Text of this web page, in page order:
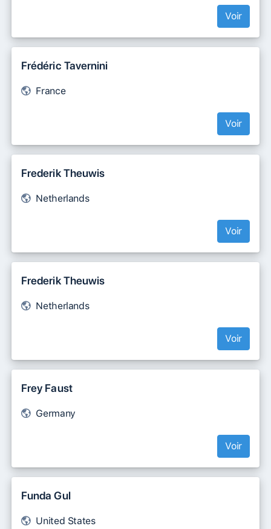
Voir
Frédéric Tavernini
France
Voir
Frederik Theuwis
Netherlands
Voir
Frederik Theuwis
Netherlands
Voir
Frey Faust
Germany
Voir
Funda Gul
United States